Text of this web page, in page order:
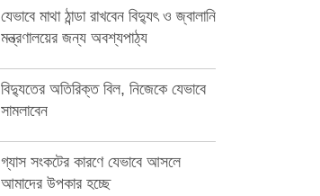
যেভাবে মাথা ঠান্ডা রাখবেন বিদ্যুৎ ও জ্বালানি
মন্ত্রণালয়ের জন্য অবশ্যপাঠ্য
বিদ্যুতের অতিরিক্ত বিল, নিজেকে যেভাবে
সামলাবেন
গ্যাস সংকটের কারণে যেভাবে আসলে
আমাদের উপকার হচ্ছে